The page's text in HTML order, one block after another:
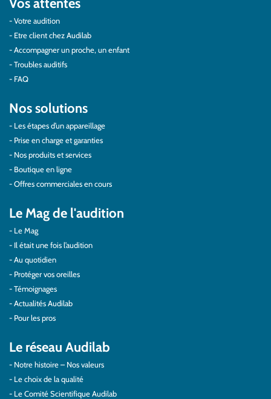
Vos attentes
Votre audition
Etre client chez Audilab
Accompagner un proche, un enfant
Troubles auditifs
FAQ
Nos solutions
Les étapes d’un appareillage
Prise en charge et garanties
Nos produits et services
Boutique en ligne
Offres commerciales en cours
Le Mag de l'audition
Le Mag
Il était une fois l’audition
Au quotidien
Protéger vos oreilles
Témoignages
Actualités Audilab
Pour les pros
Le réseau Audilab
Notre histoire – Nos valeurs
Le choix de la qualité
Le Comité Scientifique Audilab